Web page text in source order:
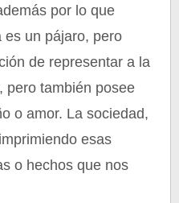
por lo que
es un pájaro, pero
de representar a la
pero también posee
o amor. La sociedad,
esas
o hechos que nos